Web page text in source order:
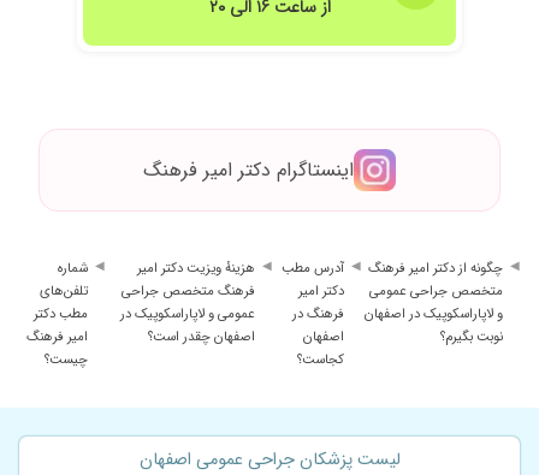
از ساعت ۱۶ الی ۲۰
اینستاگرام دکتر امیر فرهنگ
چگونه از دکتر امیر فرهنگ
متخصص جراحی عمومی
و لاپاراسکوپیک در اصفهان
نوبت بگیرم؟
آدرس مطب
دکتر امیر
فرهنگ در
اصفهان
کجاست؟
هزینهٔ ویزیت دکتر امیر
فرهنگ متخصص جراحی
عمومی و لاپاراسکوپیک در
اصفهان چقدر است؟
شماره
تلفن‌های
مطب دکتر
امیر فرهنگ
چیست؟
لیست پزشکان جراحی عمومی اصفهان